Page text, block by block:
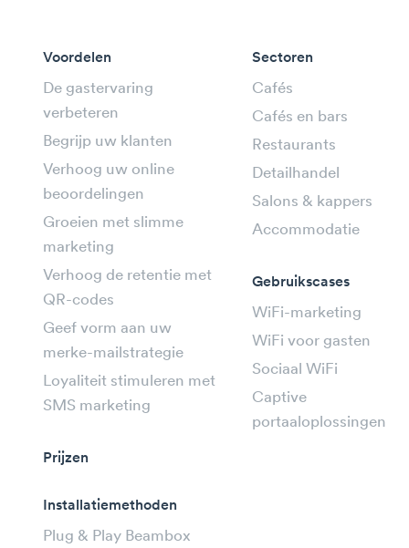
Voordelen
De gastervaring
verbeteren
Begrijp uw klanten
Verhoog uw online
beoordelingen
Groeien met slimme
marketing
Verhoog de retentie met
QR-codes
Geef vorm aan uw
merke-mailstrategie
Loyaliteit stimuleren met
SMS marketing
Prijzen
Installatiemethoden
Plug & Play Beambox
Sectoren
Cafés
Cafés en bars
Restaurants
Detailhandel
Salons & kappers
Accommodatie
Gebruikscases
WiFi-marketing
WiFi voor gasten
Sociaal WiFi
Captive
portaaloplossingen